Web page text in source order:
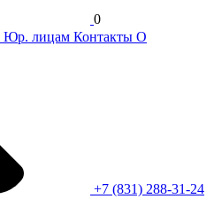
0
Юр. лицам Контакты О
+7 (831) 288-31-24